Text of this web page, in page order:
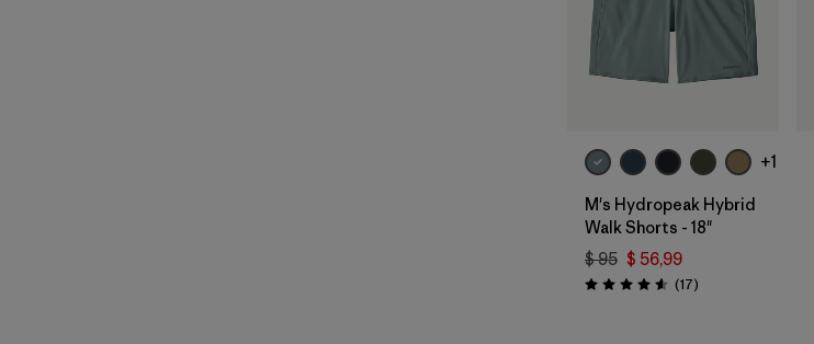
+1
M's Hydropeak Hybrid
Walk Shorts - 18"
$ 95 $ 56,99
Valoración: 4.6 / 5
(17Comentarios
)